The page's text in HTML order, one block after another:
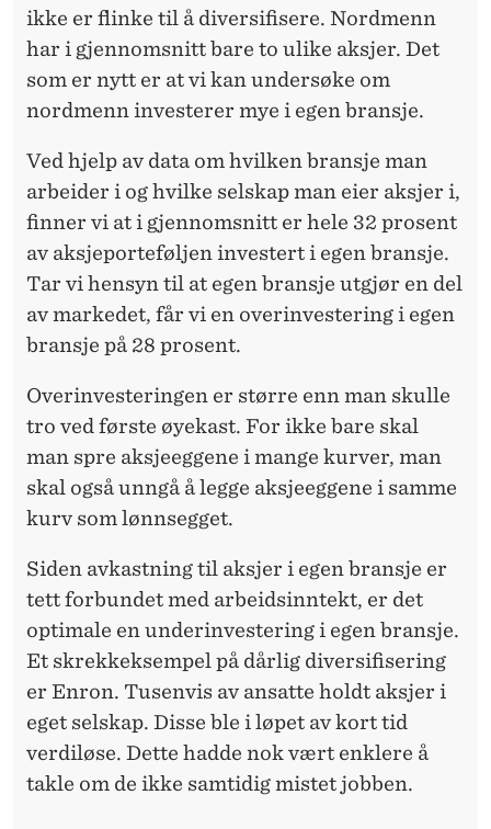
ikke er flinke til å diversifisere. Nordmenn
har i gjennomsnitt bare to ulike aksjer. Det
som er nytt er at vi kan undersøke om
nordmenn investerer mye i egen bransje.
Ved hjelp av data om hvilken bransje man
arbeider i og hvilke selskap man eier aksjer i,
finner vi at i gjennomsnitt er hele 32 prosent
av aksjeporteføljen investert i egen bransje.
Tar vi hensyn til at egen bransje utgjør en del
av markedet, får vi en overinvestering i egen
bransje på 28 prosent.
Overinvesteringen er større enn man skulle
tro ved første øyekast. For ikke bare skal
man spre aksjeeggene i mange kurver, man
skal også unngå å legge aksjeeggene i samme
kurv som lønnsegget.
Siden avkastning til aksjer i egen bransje er
tett forbundet med arbeidsinntekt, er det
optimale en underinvestering i egen bransje.
Et skrekkeksempel på dårlig diversifisering
er Enron. Tusenvis av ansatte holdt aksjer i
eget selskap. Disse ble i løpet av kort tid
verdiløse. Dette hadde nok vært enklere å
takle om de ikke samtidig mistet jobben.